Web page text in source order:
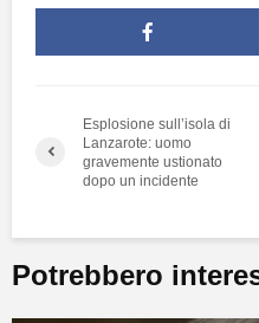
Esplosione sull’isola di
Lanzarote: uomo
gravemente ustionato
dopo un incidente
Potrebbero